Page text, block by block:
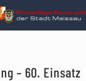
– 60. Einsatz